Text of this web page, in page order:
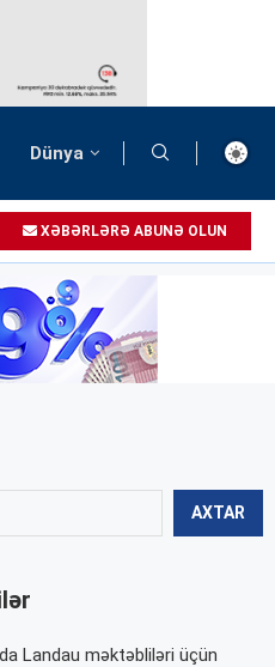
Dünya
XƏBƏRLƏRƏ ABUNƏ OLUN
AXTAR
Landau məktəbliləri üçün